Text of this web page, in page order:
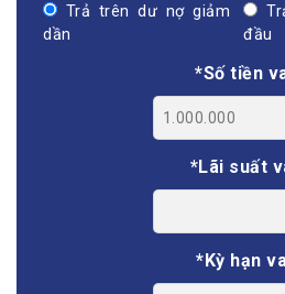
Trả trên dư nợ giảm
dần
đầu
*Số tiền
*Lãi suất
*Kỳ hạn